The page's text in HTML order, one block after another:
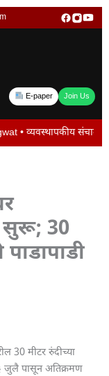
E-paper Join Us
संचालक विजय
सुरू; 30
पाडापाडी
30 मीटर रुंदीच्या
३ जुलै पासून अतिक्रमण